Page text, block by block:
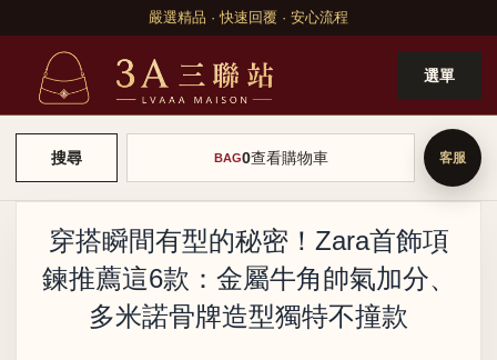
嚴選精品 · 快速回覆 · 安心流程
選單
搜尋 BAG0查看購物車
穿搭瞬間有型的秘密！Zara首飾項
鍊推薦這6款：金屬牛角帥氣加分、
多米諾骨牌造型獨特不撞款